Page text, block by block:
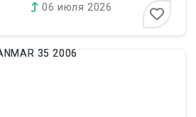
06 июля 2026